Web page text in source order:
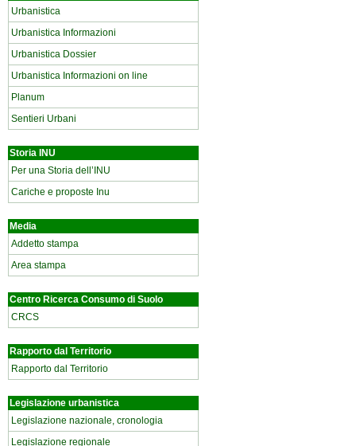
Urbanistica
Urbanistica Informazioni
Urbanistica Dossier
Urbanistica Informazioni on line
Planum
Sentieri Urbani
Storia INU
Per una Storia dell’INU
Cariche e proposte Inu
Media
Addetto stampa
Area stampa
Centro Ricerca Consumo di Suolo
CRCS
Rapporto dal Territorio
Rapporto dal Territorio
Legislazione urbanistica
Legislazione nazionale, cronologia
Legislazione regionale